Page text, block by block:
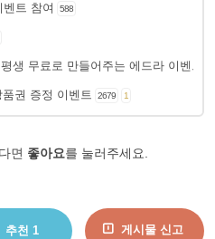
트 참여 588
생 무료로 만들어주는 에드라 이벤트!
권 증정 이벤트 2679 1
면 좋아요를 눌러주세요.
추천 1 게시물 신고